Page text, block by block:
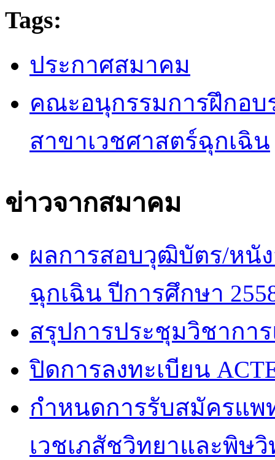
Tags:
ประกาศสมาคม
คณะอนุกรรมการฝึกอบ
สาขาเวชศาสตร์ฉุกเฉิน
ข่าวจากสมาคม
ผลการสอบวุฒิบัตร/หนั
ฉุกเฉิน ปีการศึกษา
สรุปการประชุมวิชากา
ปิดการลงทะเบียน
กำหนดการรับสมัครแพ
เวชเภสัชวิทยาและพิษวิ